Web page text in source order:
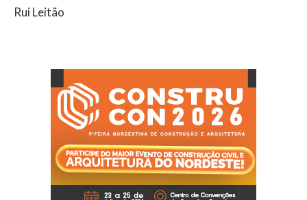
Rui Leitão